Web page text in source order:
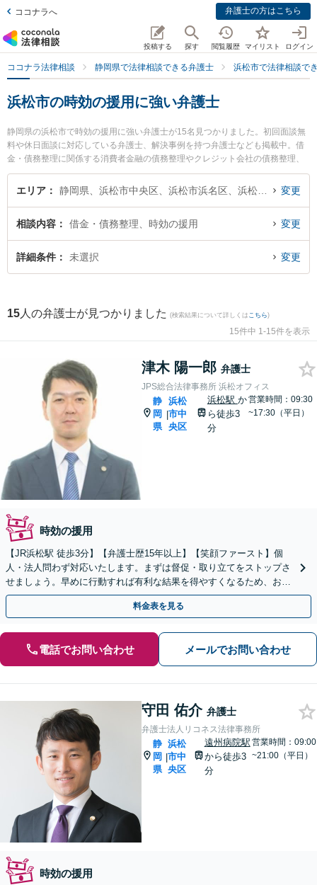
ココナラへ 弁護士の方はこちら
投稿する 探す 閲覧履歴 マイリスト ログイン
ココナラ法律相談 静岡県で法律相談できる弁護士 浜松市で法律相談で
浜松市の時効の援用に強い弁護士
静岡県の浜松市で時効の援用に強い弁護士が15名見つかりました。初回面談無
料や休日面談に対応している弁護士、解決事例を持つ弁護士なども掲載中。借
金・債務整理に関係する消費者金融の債務整理やクレジット会社の債務整理、
リボ払いの債務整理等の細かな分野での絞り込み検索もでき便利です。特にJP
S総合法律事務所 浜松オフィスの津木 陽一郎弁護士や弁護士法人リコネス法律
『浜松市で土日や夜間に発生した時効の援用のトラブルを今すぐに弁護士に相
談したい』『時効の援用のトラブル解決の実績豊富な近くの弁護士を検索した
い』『初回相談無料で時効の援用を法律相談できる浜松市内の弁護士に相談予
エリア 変更
相談内容 借金・債務整理、時効の援用 変更
詳細条件 未選択 変更
15 人の弁護士が見つかりました (検索結果について詳しくは こちら)
15件中 1-15件を表示
津木 陽一郎 弁護士
JPS総合法律事務所 浜松オフィス
静
岡
県
|
浜松
市中
央区
浜松駅 か
ら徒歩3
分
営業時間：09:30
~17:30（平日）
時効の援用
【JR浜松駅 徒歩3分】【弁護士歴15年以上】【笑顔ファースト】個
人・法人問わず対応いたします。まずは督促・取り立てをストップさ
せましょう。早めに行動すれば有利な結果を得やすくなるため、お悩
みの際はすぐに弁護士にご相談ください。
料金表を見る
電話でお問い合わせ メールでお問い合わせ
守田 佑介 弁護士
弁護士法人リコネス法律事務所
静
岡
県
|
浜松
市中
央区
遠州病院駅
から徒歩3
分
営業時間：09:00
~21:00（平日）
時効の援用